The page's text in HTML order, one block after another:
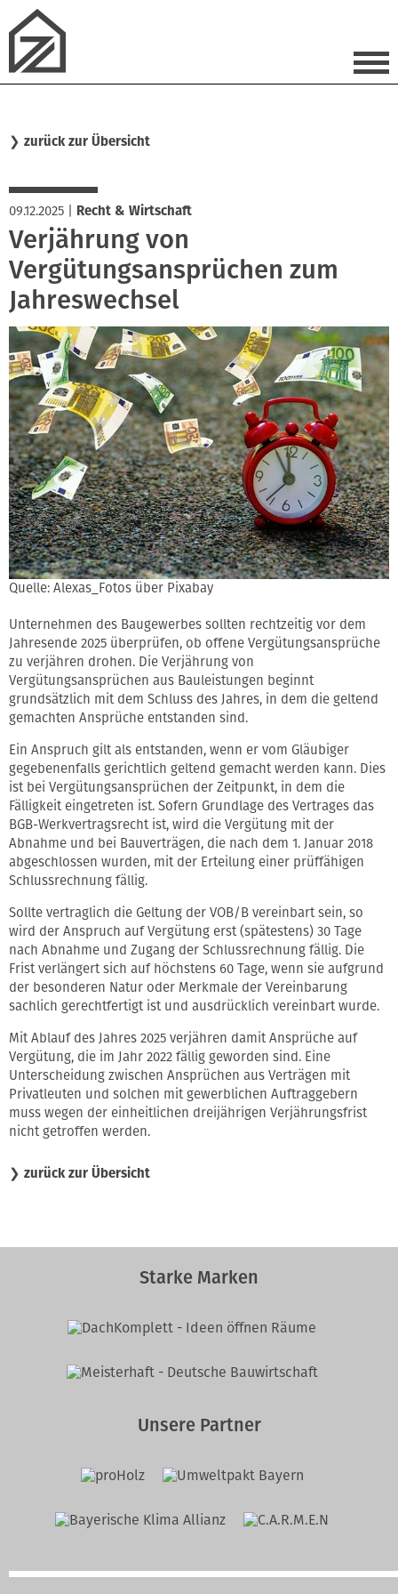
❯ zurück zur Übersicht
09.12.2025 Recht & Wirtschaft
Verjährung von
Vergütungsansprüchen zum
Jahreswechsel
Quelle: Alexas_Fotos über Pixabay
Unternehmen des Baugewerbes sollten rechtzeitig vor dem
Jahresende 2025 überprüfen, ob offene Vergütungsansprüche
zu verjähren drohen. Die Verjährung von
Vergütungsansprüchen aus Bauleistungen beginnt
grundsätzlich mit dem Schluss des Jahres, in dem die geltend
gemachten Ansprüche entstanden sind.
Ein Anspruch gilt als entstanden, wenn er vom Gläubiger
gegebenenfalls gerichtlich geltend gemacht werden kann. Dies
ist bei Vergütungsansprüchen der Zeitpunkt, in dem die
Fälligkeit eingetreten ist. Sofern Grundlage des Vertrages das
BGB-Werkvertragsrecht ist, wird die Vergütung mit der
Abnahme und bei Bauverträgen, die nach dem 1. Januar 2018
abgeschlossen wurden, mit der Erteilung einer prüffähigen
Schlussrechnung fällig.
Sollte vertraglich die Geltung der VOB/B vereinbart sein, so
wird der Anspruch auf Vergütung erst (spätestens) 30 Tage
nach Abnahme und Zugang der Schlussrechnung fällig. Die
Frist verlängert sich auf höchstens 60 Tage, wenn sie aufgrund
der besonderen Natur oder Merkmale der Vereinbarung
sachlich gerechtfertigt ist und ausdrücklich vereinbart wurde.
Mit Ablauf des Jahres 2025 verjähren damit Ansprüche auf
Vergütung, die im Jahr 2022 fällig geworden sind. Eine
Unterscheidung zwischen Ansprüchen aus Verträgen mit
Privatleuten und solchen mit gewerblichen Auftraggebern
muss wegen der einheitlichen dreijährigen Verjährungsfrist
nicht getroffen werden.
❯ zurück zur Übersicht
Starke Marken
Unsere Partner